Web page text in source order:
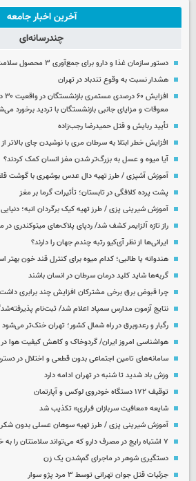
آخرین اخبار جامعه
چندرسانه‌ای
دستور سازمان غذا و دارو برای جمع‌آوری ۳ محصول سلامت‌محور
هشدار نسبت به وقوع تندباد در تهران
معوقات و مزایای جانبی بازنشستگان با تردید برخورد
تأیید ربایش و قتل حمیدرضا رجب‌زاده
افزایش خطر ابتلا به سرطان مری با نوشیدن چای بالاتر از دمای
آیا میوه و عسل به بزرگ‌تر شدن مغز انسان کمک کردند؟
آموزش آشپزی / طرز تهیه دال عدس بوشهری با گوشت
پشت پرده کلافگی در تابستان؛ تأثیرات گرما بر مغز
آموزش شیرینی پزی / طرز تهیه کیک برگردان انبه؛
راز تازه آلزایمر کشف شد/ ردپای پلاک‌های میتوکندری در
ایرانی‌ها از نظر آی‌کیو رتبه چندم جهان را دارند؟
هندوانه یا طالبی؛ کدام‌ میوه برای کنترل قند خون بهتر
گربه‌ها شاید کلید درمان سرطان در انسان باشند
چرا قبوض برق برخی مشترکان افزایش چند برابری
نتایج آزمون مدارس سمپاد اعلام شد/ ثبت‌نام پذیرفته‌شدگان از
رگبار و رعدوبرق در راه شمال کشور؛ تهران خنک‌تر می‌شود
هواشناسی امروز ایران/ گردوخاک و کاهش کیفیت هوا
سامانه‌های تامین اجتماعی بدون قطعی و اختلال در
وزش باد شدید تا شنبه در تهران ادامه دارد
توقیف ۱۷۲ دستگاه خودروی لوکس و آپارتمان
شایعه «معافیت سربازان فراری» تکذیب شد
آموزش شیرینی پزی / طرز تهیه سوهان عسلی بدون
۷ اشتباه رایج در مصرف دارو که می‌تواند سلامتتان را به خطر بیندازد
دستگیری شوهر در ماجرای گم‌شدن یک زن
جزئیات قتل جوان تهرانی توسط ۳ مرد پژو سوار